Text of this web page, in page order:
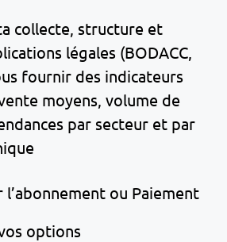
collecte, structure et
légales (BODACC,
fournir des indicateurs
moyens, volume de
par secteur et par
ou Paiement
options